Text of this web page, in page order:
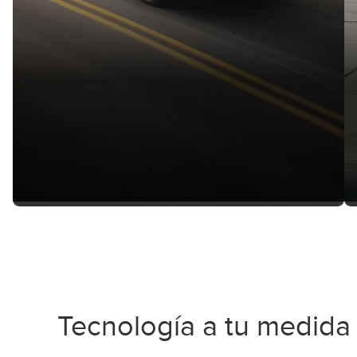
Tecnología a tu medida